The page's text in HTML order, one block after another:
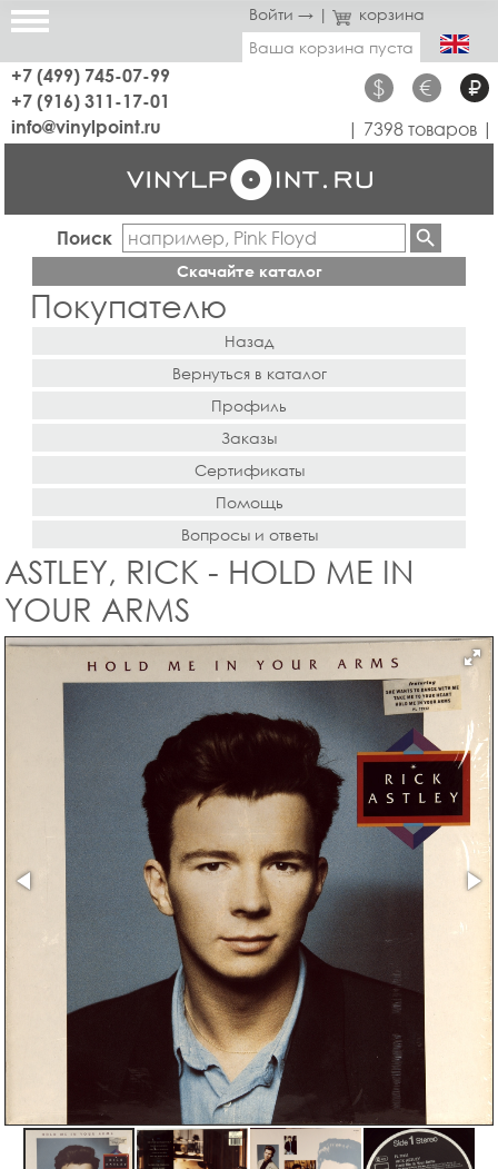
Войти → |
корзина
Ваша корзина пуста
+7 (499) 745-07-99
+7 (916) 311-17-01
$ € ₽
info@vinylpoint.ru | 7398 товаров |
Поиск
Скачайте каталог
Покупателю
Назад
Вернуться в каталог
Профиль
Заказы
Сертификаты
Помощь
Вопросы и ответы
ASTLEY, RICK - HOLD ME IN
YOUR ARMS